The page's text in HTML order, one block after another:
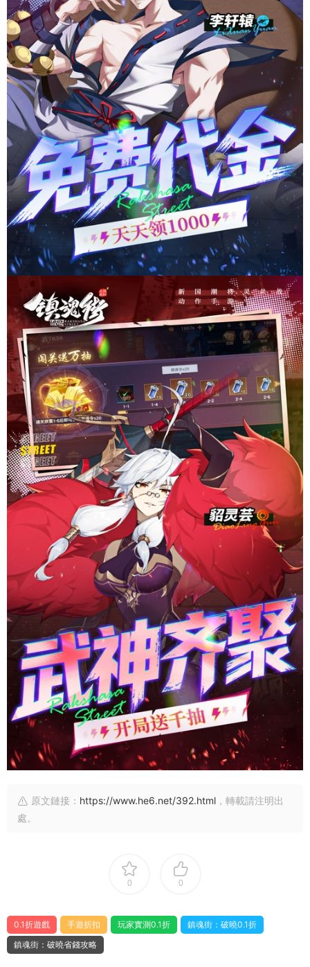
原文鏈接： https://www.he6.net/392.html ，轉載請注明出
處。
0 0
0.1折遊戲 手遊折扣 玩家實測0.1折
鎮魂街：破曉0.1折
鎮魂街：破曉省錢攻略